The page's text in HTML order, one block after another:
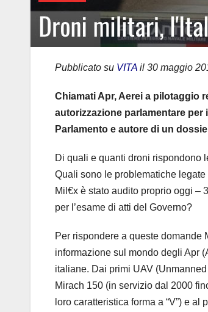
Pubblicato su VITA il 30 maggio
Chiamati Apr, Aerei a pilotaggio
autorizzazione parlamentare
Parlamento e autore di un
Di quali e quanti droni rispondono
Quali sono le problematiche
Mil€x è stato audito proprio oggi –
per l’esame di atti del Governo?
Per rispondere a queste domande
informazione sul mondo degli Apr
italiane. Dai primi UAV
Mirach 150 (in servizio dal 2000
loro caratteristica forma a “V”) e